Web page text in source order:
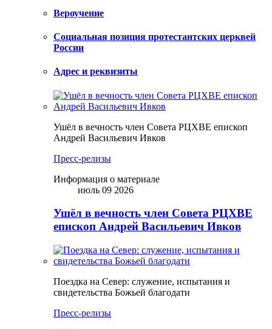
Вероучение
Социальная позиция протестантских церквей
России
Адрес и реквизиты
Ушёл в вечность член Совета РЦХВЕ епископ
Андрей Васильевич Ивков
Пресс-релизы
Информация о материале
июль 09 2026
Ушёл в вечность член Совета РЦХВЕ
епископ Андрей Васильевич Ивков
Поездка на Север: служение, испытания и
свидетельства Божьей благодати
Пресс-релизы